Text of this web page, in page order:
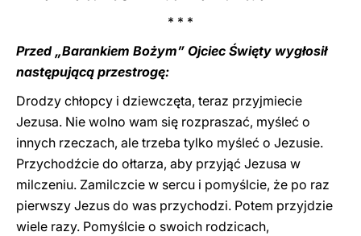
* * *
Przed „Barankiem Bożym” Ojciec Święty wygłosił
następującą przestrogę:
Drodzy chłopcy i dziewczęta, teraz przyjmiecie
Jezusa. Nie wolno wam się rozpraszać, myśleć o
innych rzeczach, ale trzeba tylko myśleć o Jezusie.
Przychodźcie do ołtarza, aby przyjąć Jezusa w
milczeniu. Zamilczcie w sercu i pomyślcie, że po raz
pierwszy Jezus do was przychodzi. Potem przyjdzie
wiele razy. Pomyślcie o swoich rodzicach,